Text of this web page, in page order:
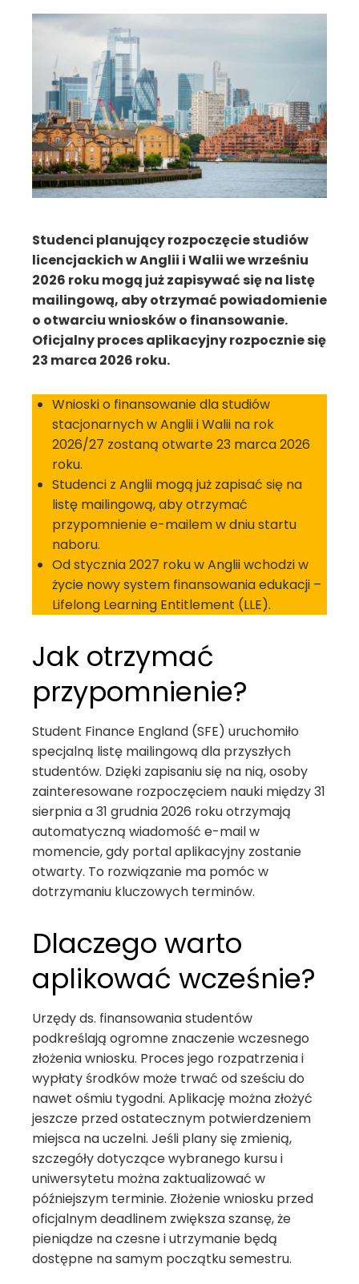
Studenci planujący rozpoczęcie studiów
licencjackich w Anglii i Walii we wrześniu
2026 roku mogą już zapisywać się na listę
mailingową, aby otrzymać powiadomienie
o otwarciu wniosków o finansowanie.
Oficjalny proces aplikacyjny rozpocznie się
23 marca 2026 roku.
Wnioski o finansowanie dla studiów
stacjonarnych w Anglii i Walii na rok
2026/27 zostaną otwarte 23 marca 2026
roku.
Studenci z Anglii mogą już zapisać się na
listę mailingową, aby otrzymać
przypomnienie e-mailem w dniu startu
naboru.
Od stycznia 2027 roku w Anglii wchodzi w
życie nowy system finansowania edukacji –
Lifelong Learning Entitlement (LLE).
Jak otrzymać
przypomnienie?
Student Finance England (SFE) uruchomiło
specjalną listę mailingową dla przyszłych
studentów. Dzięki zapisaniu się na nią, osoby
zainteresowane rozpoczęciem nauki między 31
sierpnia a 31 grudnia 2026 roku otrzymają
automatyczną wiadomość e-mail w
momencie, gdy portal aplikacyjny zostanie
otwarty. To rozwiązanie ma pomóc w
dotrzymaniu kluczowych terminów.
Dlaczego warto
aplikować wcześnie?
Urzędy ds. finansowania studentów
podkreślają ogromne znaczenie wczesnego
złożenia wniosku. Proces jego rozpatrzenia i
wypłaty środków może trwać od sześciu do
nawet ośmiu tygodni. Aplikację można złożyć
jeszcze przed ostatecznym potwierdzeniem
miejsca na uczelni. Jeśli plany się zmienią,
szczegóły dotyczące wybranego kursu i
uniwersytetu można zaktualizować w
późniejszym terminie. Złożenie wniosku przed
oficjalnym deadlinem zwiększa szansę, że
pieniądze na czesne i utrzymanie będą
dostępne na samym początku semestru.